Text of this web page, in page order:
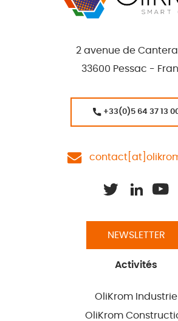
2 avenue de
33600 Pessac -
+33(0)5 64 37 13
NEWSLETTER
Activités
OliKrom Industrie
OliKrom